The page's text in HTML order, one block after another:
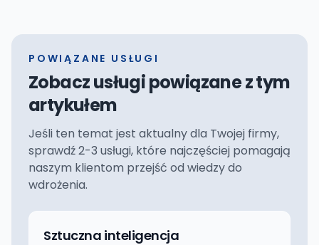
POWIĄZANE USŁUGI
Zobacz usługi powiązane z tym
artykułem
Jeśli ten temat jest aktualny dla Twojej firmy,
sprawdź 2-3 usługi, które najczęściej pomagają
naszym klientom przejść od wiedzy do
wdrożenia.
Sztuczna inteligencja